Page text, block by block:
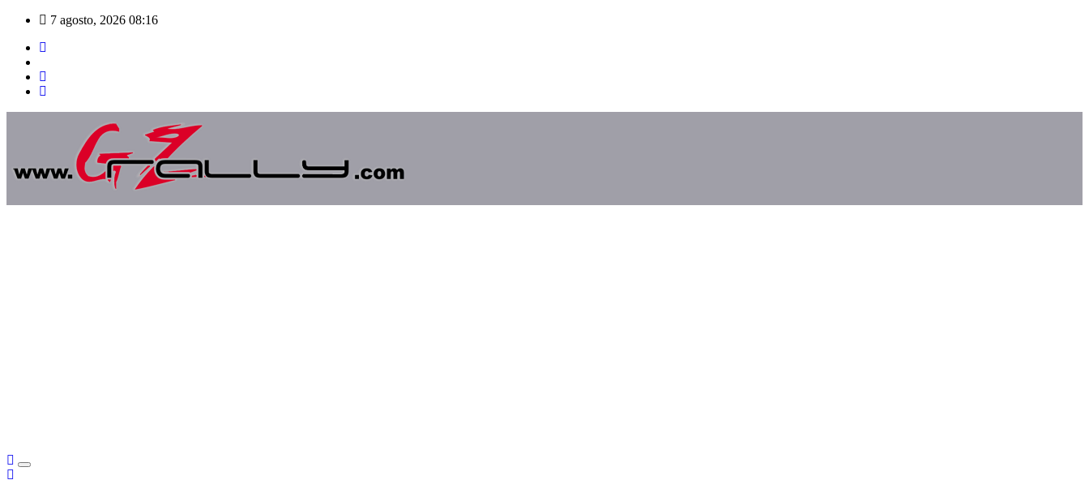
Saltar
contenido
7 agosto, 2026 08:16